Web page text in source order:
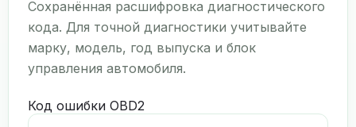
Сохранённая расшифровка диагностического
кода. Для точной диагностики учитывайте
марку, модель, год выпуска и блок
управления автомобиля.
Код ошибки OBD2